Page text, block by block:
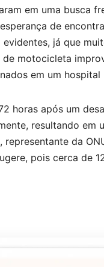
em uma busca
de
já que
de motocicleta
em um
horas após um
resultando em
representante da
pois cerca de